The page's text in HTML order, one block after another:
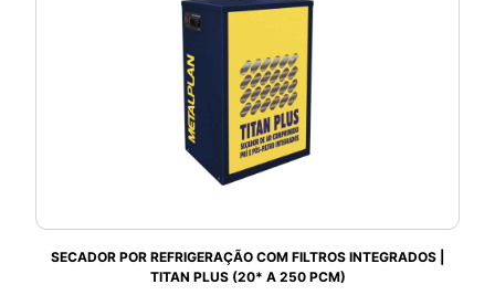
SECADOR POR REFRIGERAÇÃO COM FILTROS INTEGRADOS |
TITAN PLUS (20* A 250 PCM)